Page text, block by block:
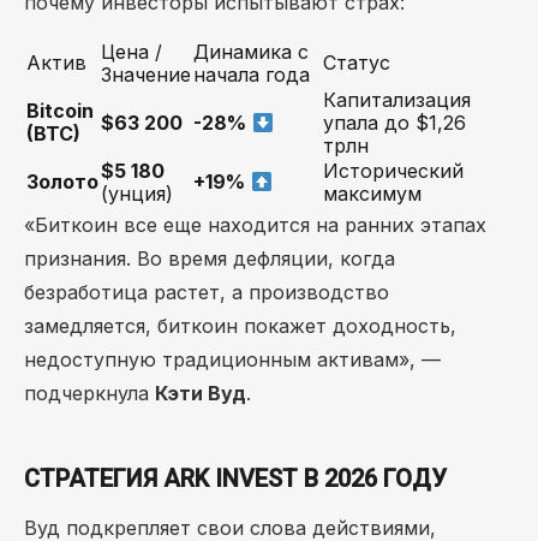
Актив
Цена /
Значение
Динамика с
начала года Статус
Bitcoin
(BTC)
$63 200 -28%
Капитализация
упала до $1,26
трлн
Золото$5 180
(унция)
+19%
Исторический
максимум
«Биткоин все еще находится на ранних этапах
признания. Во время дефляции, когда
безработица растет, а производство
замедляется, биткоин покажет доходность,
недоступную традиционным активам», —
подчеркнула Кэти Вуд.
СТРАТЕГИЯ ARK INVEST В 2026 ГОДУ
Вуд подкрепляет свои слова действиями,